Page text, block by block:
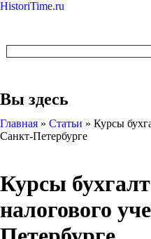
HistoriTime.ru
Вы здесь
Главная » Статьи » Курсы
Санкт-Петербурге
Курсы
налогового